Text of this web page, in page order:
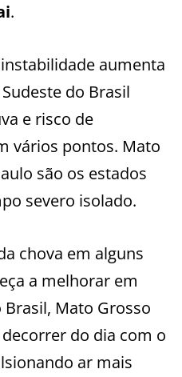
.
aumenta
do Brasil
e risco de
vários pontos. Mato
são os estados
severo isolado.
chova em alguns
a melhorar em
Mato Grosso
do dia com o
ar mais